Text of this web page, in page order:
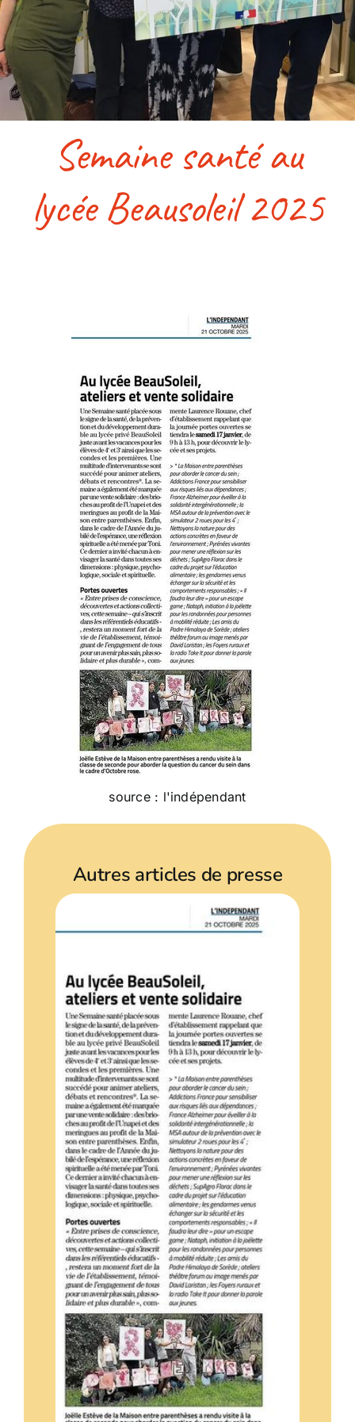
Accès & contact
Semaine santé au
lycée Beausoleil 2025
source : l'indépendant
Autres articles de presse